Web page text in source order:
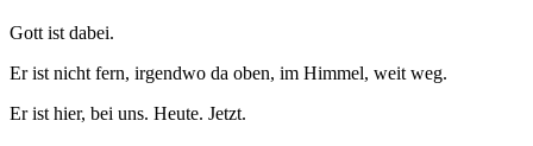
Gott ist dabei.
Er ist nicht fern, irgendwo da oben, im Himmel, weit weg.
Er ist hier, bei uns. Heute. Jetzt.